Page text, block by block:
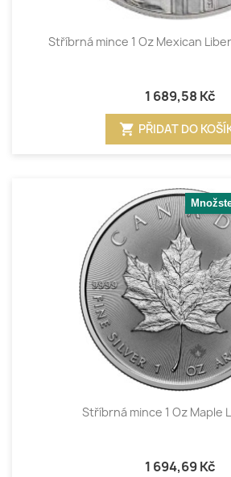
Stříbrná mince 1 Oz Mexican
1 689,58 Kč
shopping_cart PŘIDAT DO
Stříbrná mince 1 Oz Maple
1 694,69 Kč